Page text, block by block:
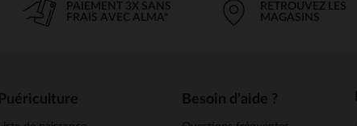
PAIEMENT 3X SANS
FRAIS AVEC ALMA*
RETROUVEZ LES
MAGASINS
Puériculture Besoin d'aide ?